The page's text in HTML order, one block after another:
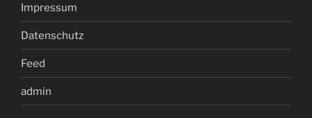
Impressum
Datenschutz
Feed
admin